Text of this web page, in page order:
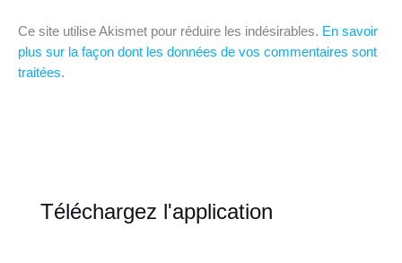
Ce site utilise Akismet pour réduire les indésirables. En savoir
plus sur la façon dont les données de vos commentaires sont
traitées.
Téléchargez l'application